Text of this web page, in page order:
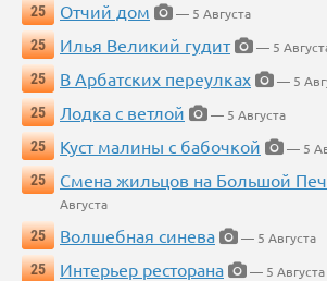
25
Отчий дом
— 5 Августа
25
Илья Великий гудит
— 5
25
В Арбатских переулках
— 5
25
Лодка с ветлой
— 5 Августа
25
Куст малины с бабочкой
— 5
25
Смена жильцов на Большой
Августа
25
Волшебная синева
— 5 Августа
25
Интерьер ресторана — 5 Августа